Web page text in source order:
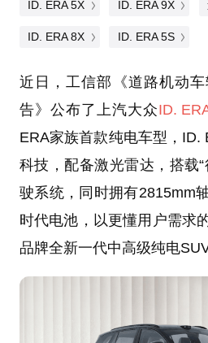
ID. ERA 5X ID. ERA 9X
ID. ERA 8X ID. ERA 5S
近日，工信部《道路机动
告》公布了上汽大众ID.
ERA家族首款纯电车型，ID.
科技，配备激光雷达，搭载
驶系统，同时拥有2815mm
时代电池，以更懂用户需求
品牌全新一代中高级纯电